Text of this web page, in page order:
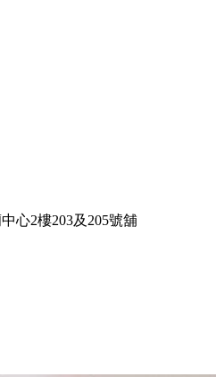
心2樓203及205號舖